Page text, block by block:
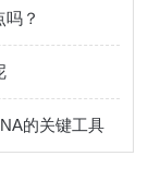
？
的关键工具